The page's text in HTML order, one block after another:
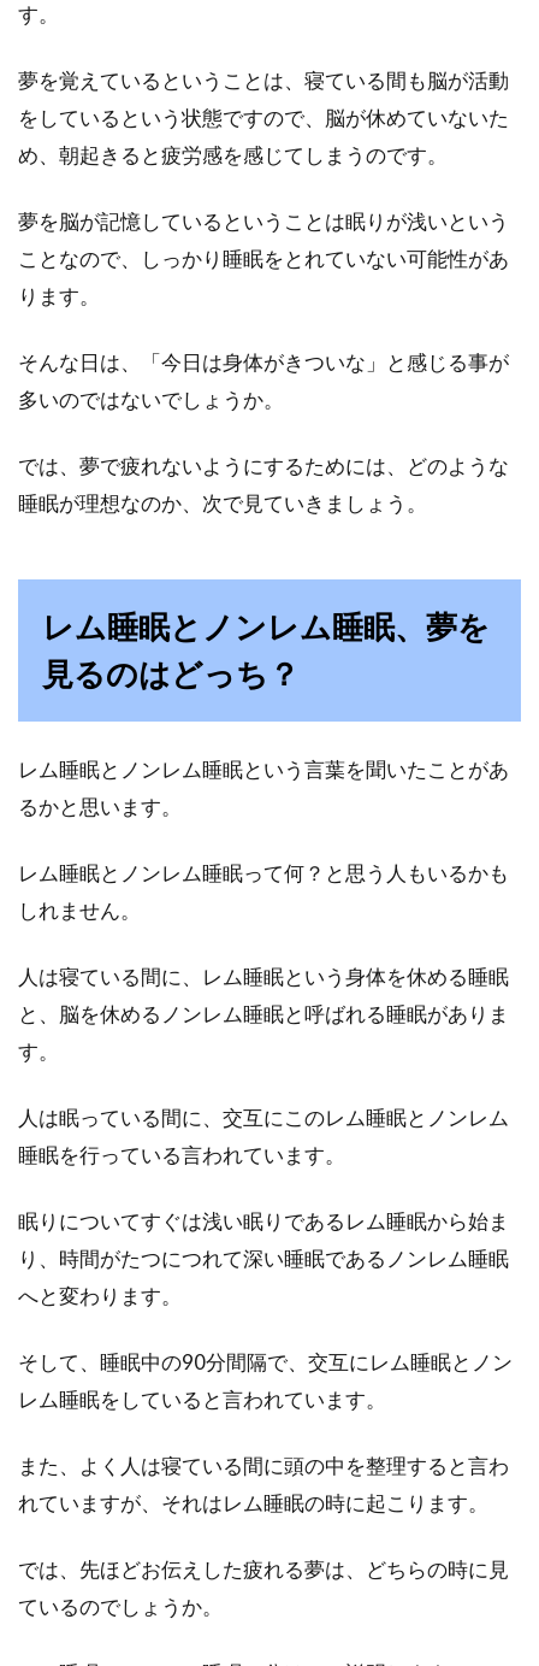
「短い睡眠時間」と聞くと、「あまり熟睡でき
ないのでは？」と心配になりますよね。しか
睡眠ダイエットは本やネットで話題
法が本やインターネットを通じて広がりつつあ
ります。...
睡眠が浅く、夜も目が覚めて起きる
今の世の中では、年齢に関係なく睡眠が思うよ
うにとれなくなるという方も増えてきていま
す。睡眠をしっ...
睡眠不足が蓄積される睡眠負債の対
「睡眠負債」という言葉をご存じでしょうか？
冬は、寒くて寝付けなかったり、睡眠が浅くな
問題...
の影響や睡眠への効果とは
も過言ではないくらい、睡眠は人にとって大事
なことです。...
す。
夢を覚えているということは、寝ている間も脳が活動
をしているという状態ですので、脳が休めていないた
め、朝起きると疲労感を感じてしまうのです。
夢を脳が記憶しているということは眠りが浅いという
ことなので、しっかり睡眠をとれていない可能性があ
ります。
そんな日は、「今日は身体がきついな」と感じる事が
多いのではないでしょうか。
では、夢で疲れないようにするためには、どのような
睡眠が理想なのか、次で見ていきましょう。
レム睡眠とノンレム睡眠、夢を
見るのはどっち？
レム睡眠とノンレム睡眠という言葉を聞いたことがあ
るかと思います。
レム睡眠とノンレム睡眠って何？と思う人もいるかも
しれません。
人は寝ている間に、レム睡眠という身体を休める睡眠
と、脳を休めるノンレム睡眠と呼ばれる睡眠がありま
す。
人は眠っている間に、交互にこのレム睡眠とノンレム
睡眠を行っている言われています。
眠りについてすぐは浅い眠りであるレム睡眠から始ま
り、時間がたつにつれて深い睡眠であるノンレム睡眠
へと変わります。
そして、睡眠中の90分間隔で、交互にレム睡眠とノン
レム睡眠をしていると言われています。
また、よく人は寝ている間に頭の中を整理すると言わ
れていますが、それはレム睡眠の時に起こります。
では、先ほどお伝えした疲れる夢は、どちらの時に見
ているのでしょうか。